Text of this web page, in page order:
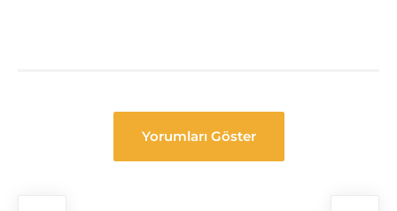
Yorumları Göster